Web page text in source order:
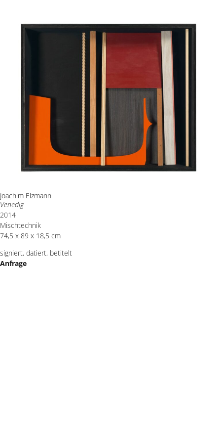
Joachim Elzmann
Venedig
2014
Mischtechnik
74,5 x 89 x 18,5 cm
signiert, datiert, betitelt
Anfrage